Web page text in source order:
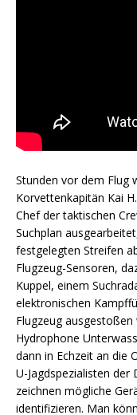
Stunden vor dem Flug
Korvettenkapitän Kai
Chef der taktischen
Suchplan
festgelegten Streifen
Flugzeug-Sensoren,
Kuppel, einem
elektronischen
Flugzeug
Hydrophone
dann in Echzeit an die
U-Jagdspezialisten
zeichnen mögliche
identifizieren. Man